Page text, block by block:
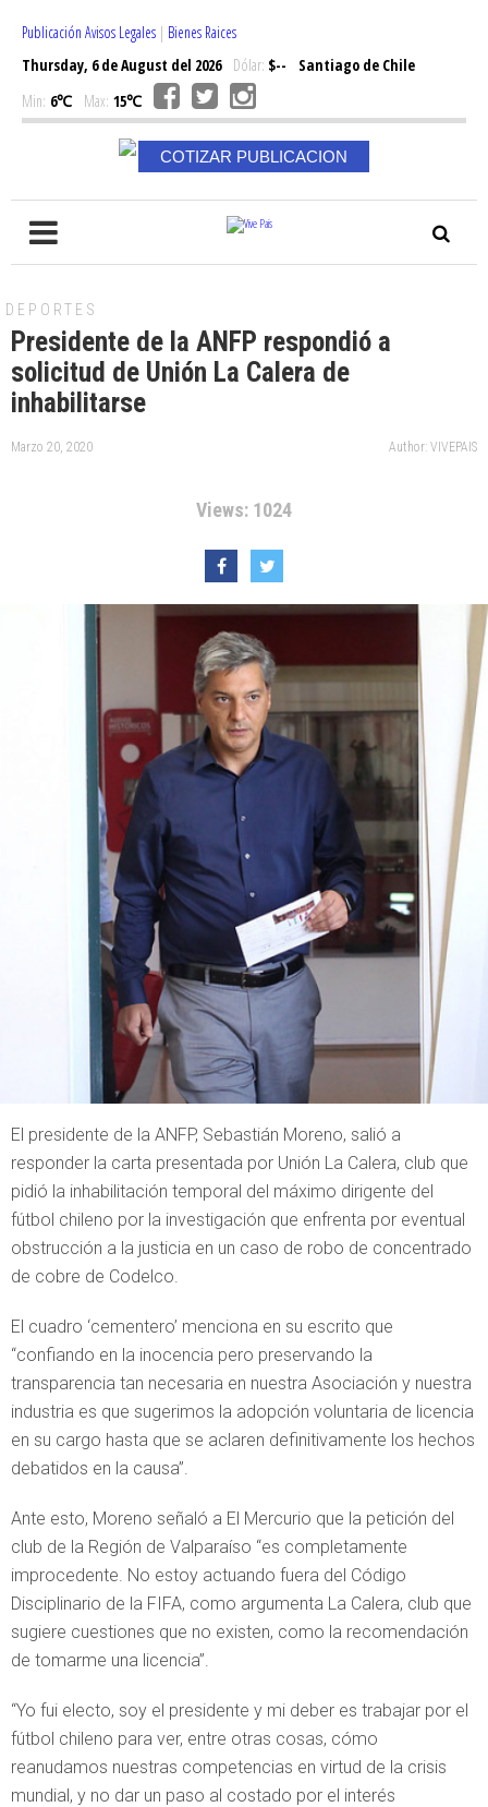
Publicación Avisos Legales | Bienes Raices
Thursday, 6 de August del 2026Dólar: $--
Santiago de Chile
Min: 6℃ Max: 15℃
COTIZAR PUBLICACION
DEPORTES
Presidente de la ANFP respondió a
solicitud de Unión La Calera de
inhabilitarse
Marzo 20, 2020 Author: VIVEPAIS
Views: 1024
El presidente de la ANFP, Sebastián Moreno, salió a
responder la carta presentada por Unión La Calera, club que
pidió la inhabilitación temporal del máximo dirigente del
fútbol chileno por la investigación que enfrenta por eventual
obstrucción a la justicia en un caso de robo de concentrado
de cobre de Codelco.
El cuadro ‘cementero’ menciona en su escrito que
“confiando en la inocencia pero preservando la
transparencia tan necesaria en nuestra Asociación y nuestra
industria es que sugerimos la adopción voluntaria de licencia
en su cargo hasta que se aclaren definitivamente los hechos
debatidos en la causa”.
Ante esto, Moreno señaló a El Mercurio que la petición del
club de la Región de Valparaíso “es completamente
improcedente. No estoy actuando fuera del Código
Disciplinario de la FIFA, como argumenta La Calera, club que
sugiere cuestiones que no existen, como la recomendación
de tomarme una licencia”.
“Yo fui electo, soy el presidente y mi deber es trabajar por el
fútbol chileno para ver, entre otras cosas, cómo
reanudamos nuestras competencias en virtud de la crisis
mundial, y no dar un paso al costado por el interés